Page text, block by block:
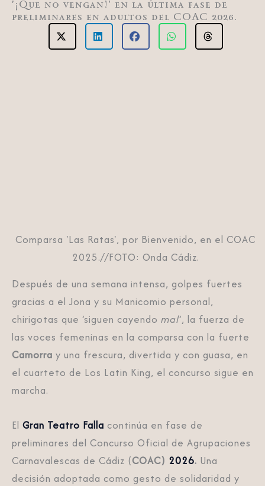
'¡Que no vengan!' en la última fase de
preliminares en adultos del COAC 2026.
Comparsa 'Las Ratas', por Bienvenido, en el COAC
2025.//FOTO: Onda Cádiz.
Después de una semana intensa, golpes fuertes
gracias a el Jona y su Manicomio personal,
chirigotas que ‘siguen cayendo mal‘, la fuerza de
las voces femeninas en la comparsa con la fuerte
Camorra y una frescura, divertida y con guasa, en
el cuarteto de Los Latin King, el concurso sigue en
marcha.
El Gran Teatro Falla continúa en fase de
preliminares del Concurso Oficial de Agrupaciones
Carnavalescas de Cádiz (COAC) 2026. Una
decisión adoptada como gesto de solidaridad y